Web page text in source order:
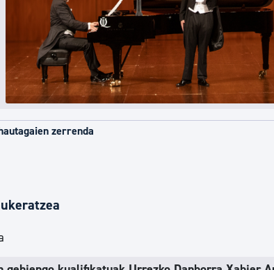
zerrenda